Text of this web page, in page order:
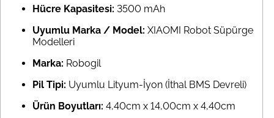
Hücre Kapasitesi: 3500 mAh
Uyumlu Marka / Model: XIAOMI Robot Süpürge
Modelleri
Marka: Robogil
Pil Tipi: Uyumlu Lityum-İyon (İthal BMS Devreli)
Ürün Boyutları: 4,40cm x 14,00cm x 4,40cm